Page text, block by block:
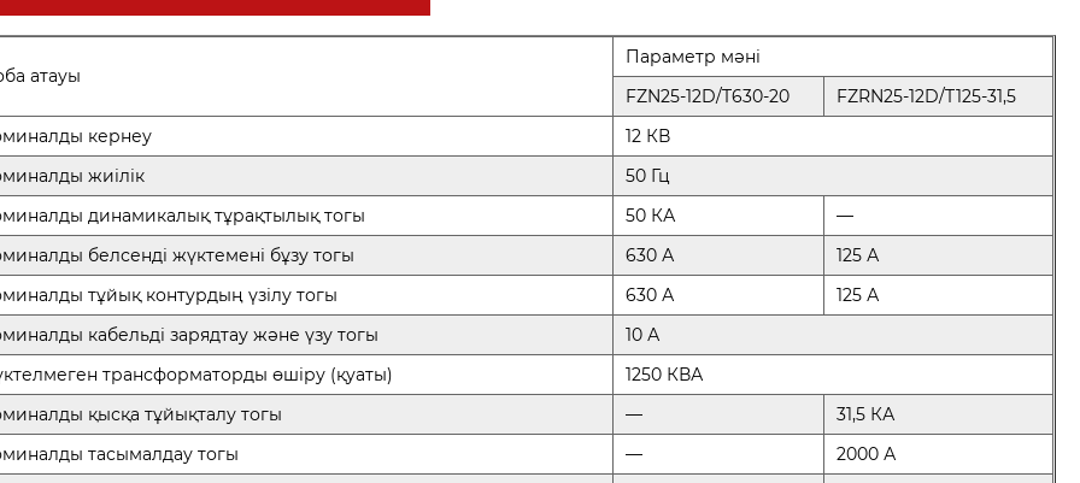
атауы
Параметр мәні
FZN25-12D/T630-20
FZRN25-12D/T125-31,5
кернеу
12 КВ
жиілік
50 Гц
динамикалық тұрақтылық тогы
50 КА
—
белсенді жүктемені бұзу тогы
630 А
125 А
тұйық контурдың үзілу тогы
630 А
125 А
кабельді зарядтау және үзу тогы
10 А
трансформаторды өшіру (қуаты)
1250 КВА
қысқа тұйықталу тогы
—
31,5 КА
тасымалдау тогы
—
2000 А